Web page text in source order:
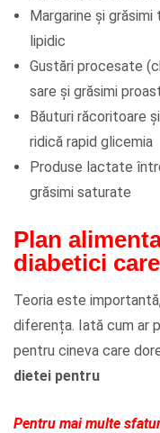
Margarine și
lipidic
Gustări procesate
sare și grăsimi
Băuturi răcoritoare
ridică rapid glicemia
Produse lactate
grăsimi saturate
Plan
diabetici
Teoria este
diferența. Iată cum ar
pentru cineva care
dietei pentru
Pentru mai multe